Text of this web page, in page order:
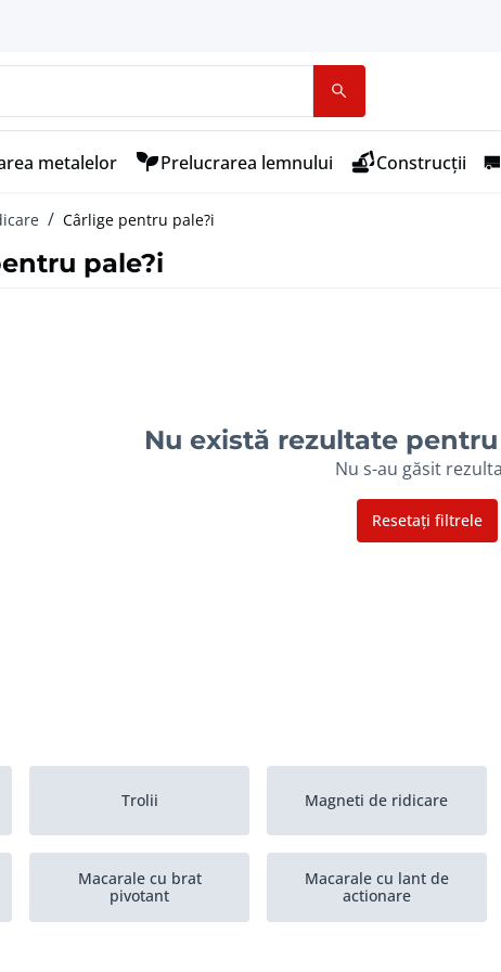
metalelor Prelucrarea lemnului Construcții
Cârlige pentru pale?i
pale?i
Nu există rezultate
Nu s-au găsit
Resetați filtrele
Trolii Magneti de ridicare
Macarale cu brat
pivotant
Macarale cu lant de
actionare